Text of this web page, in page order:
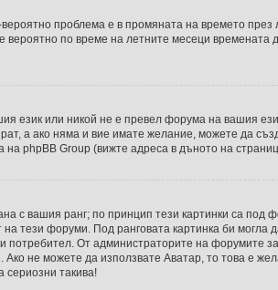
проблема е в промяната на времето през
вероятно по време на летните месеци времената
език или никой не е превел форума на вашия
а ако няма и вие имате желание, можете да
phpBB Group (вижте адреса в дъното на
с вашия ранг; по принцип тези картинки са под
тези форуми. Под ранговата картинка би могла
потребител. От администраторите на форумите
не можете да използвате Аватар, то това е
сериозни такива!